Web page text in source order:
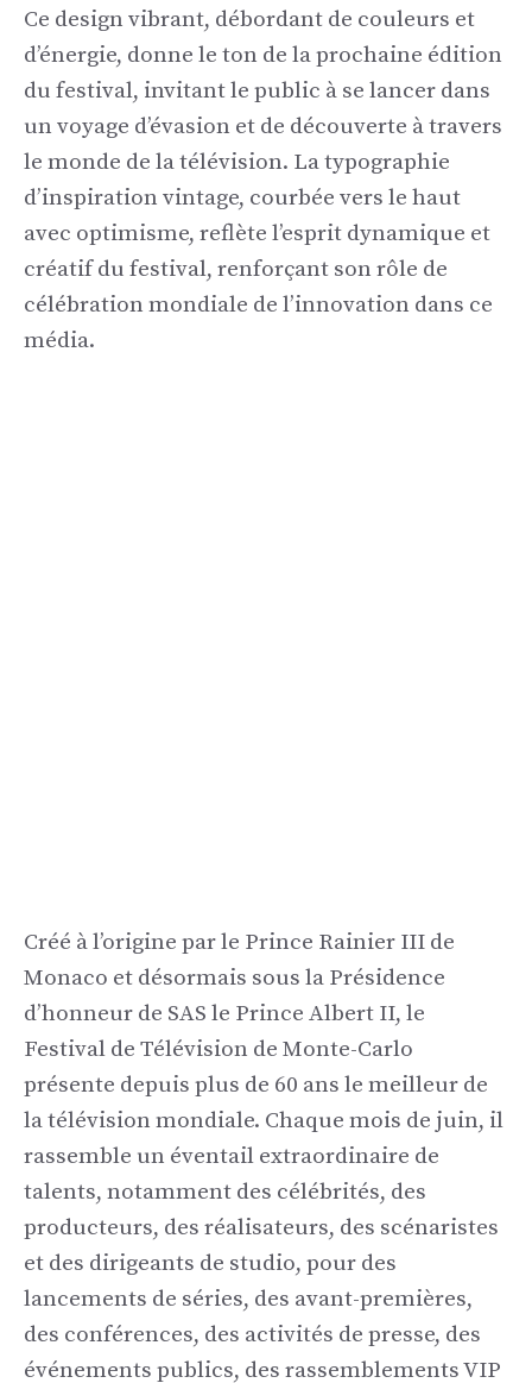
Ce design vibrant, débordant de couleurs et
d’énergie, donne le ton de la prochaine édition
du festival, invitant le public à se lancer dans
un voyage d’évasion et de découverte à travers
le monde de la télévision. La typographie
d’inspiration vintage, courbée vers le haut
avec optimisme, reflète l’esprit dynamique et
créatif du festival, renforçant son rôle de
célébration mondiale de l’innovation dans ce
média.
Créé à l’origine par le Prince Rainier III de
Monaco et désormais sous la Présidence
d’honneur de SAS le Prince Albert II, le
Festival de Télévision de Monte-Carlo
présente depuis plus de 60 ans le meilleur de
la télévision mondiale. Chaque mois de juin, il
rassemble un éventail extraordinaire de
talents, notamment des célébrités, des
producteurs, des réalisateurs, des scénaristes
et des dirigeants de studio, pour des
lancements de séries, des avant-premières,
des conférences, des activités de presse, des
événements publics, des rassemblements VIP